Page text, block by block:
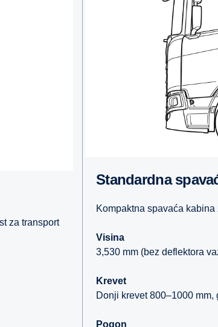
za transport
Standardna
Kompaktna spavaća
Visina
3,530 mm (bez deflektora
Krevet
Donji krevet 800–1000 mm,
Pogon